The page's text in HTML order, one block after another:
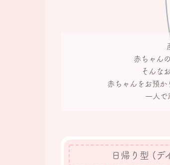
赤ちゃん
そんな
赤ちゃんをお預か
一人で
日帰り型 (デ